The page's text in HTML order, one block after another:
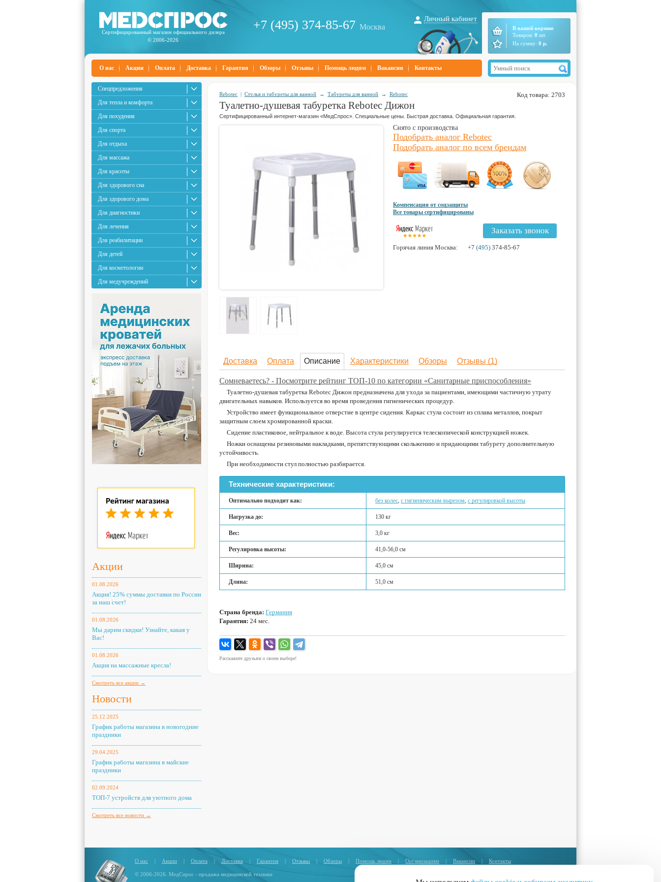
Сертифицированный магазин официального дилера
© 2006-2026
+7 (495) 374-85-67 Москва
Личный кабинет
В вашей корзине
Товаров: 0 шт.
На сумму: 0 р.
О нас Акции Оплата Доставка Гарантия Обзоры Отзывы Помощь людям Вакансии Контакты
Спецпредложения
Для тепла и комфорта
Для похудения
Для спорта
Для отдыха
Для массажа
Для красоты
Для здорового сна
Для здорового дома
Для диагностики
Для лечения
Для реабилитации
Для детей
Для косметологии
Для медучреждений
Акции
01.08.2026
Акция! 25% суммы доставки по России
за наш счет!
01.08.2026
Мы дарим скидки! Узнайте, какая у
Вас!
01.08.2026
Акция на массажные кресла!
Смотреть все акции →
Новости
25.12.2025
График работы магазина в новогодние
праздники
29.04.2025
График работы магазина в майские
праздники
02.09.2024
ТОП-7 устройств для уютного дома
Смотреть все новости →
Код товара: 2703
Rebotec | Стулья и табуреты для ванной → Табуреты для ванной → Rebotec
Туалетно-душевая табуретка Rebotec Дижон
Сертифицированный интернет-магазин «МедСпрос». Специальные цены. Быстрая доставка. Официальная гарантия.
Снято с производства
Подобрать аналог Rebotec
Подобрать аналог по всем брендам
Компенсация от соцзащиты
Все товары сертифицированы
Заказать звонок
Горячая линия Москва: +7 (495) 374-85-67
Доставка Оплата Описание Характеристики Обзоры Отзывы (1)
Сомневаетесь? - Посмотрите рейтинг ТОП-10 по категории «Санитарные приспособления»
Туалетно-душевая табуретка Rebotec Дижон предназначена для ухода за пациентами, имеющими частичную утрату
двигательных навыков. Используется во время проведения гигиенических процедур.
Устройство имеет функциональное отверстие в центре сидения. Каркас стула состоит из сплава металлов, покрыт
защитным слоем хромированной краски.
Сидение пластиковое, нейтральное к воде. Высота стула регулируется телескопической конструкцией ножек.
Ножки оснащены резиновыми накладками, препятствующими скольжению и придающими табурету дополнительную
устойчивость.
При необходимости стул полностью разбирается.
Технические характеристики:
Оптимально подходит как: без колес, с гигиеническим вырезом, с регулировкой высоты
Нагрузка до: 130 кг
Вес: 3,0 кг
Регулировка высоты: 41,0-56,0 см
Ширина: 45,0 см
Длина: 51,0 см
Страна бренда: Германия
Гарантия: 24 мес.
Расскажите друзьям о своем выборе!
О нас | Акции | Оплата | Доставка | Гарантия | Отзывы | Обзоры | Помощь людям | Организациям | Вакансии | Контакты
© 2006-2026. МедСпрос - продажа медицинской техники